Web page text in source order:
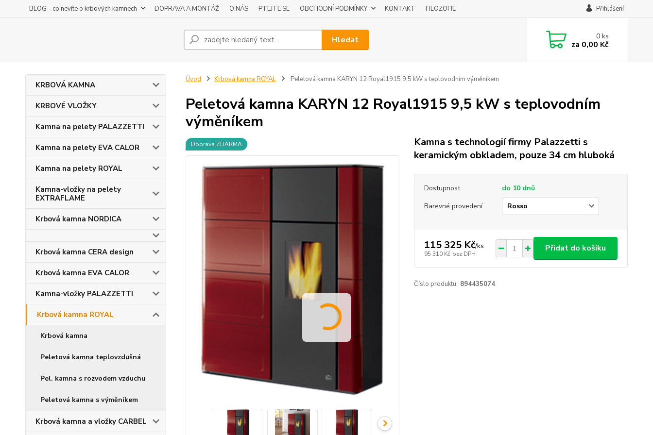
BLOG - co nevíte o krbových kamnech DOPRAVA A MONTÁŽ O NÁS PTEJTE SE OBCHODNÍ PODMÍNKY KONTAKT FILOZOFIE Přihlášení
Hledat 0ks
za 0,00 Kč
KRBOVÁ KAMNA
KRBOVÉ VLOŽKY
Kamna na pelety PALAZZETTI
Kamna na pelety EVA CALOR
Kamna na pelety ROYAL
Kamna-vložky na pelety
EXTRAFLAME
Krbová kamna NORDICA
Krbová kamna CERA design
Krbová kamna EVA CALOR
Kamna-vložky PALAZZETTI
Krbová kamna ROYAL
Krbová kamna
Peletová kamna teplovzdušná
Pel. kamna s rozvodem vzduchu
Peletová kamna s výměníkem
Krbová kamna a vložky CARBEL
Úvod Krbová kamna ROYAL Peletová kamna KARYN 12 Royal1915 9,5 kW s teplovodním výměníkem
Peletová kamna KARYN 12 Royal1915 9,5 kW s teplovodním
výměníkem
Doprava ZDARMA
Kamna s technologií firmy Palazzetti s
keramickým obkladem, pouze 34 cm hluboká
Dostupnost
do 10 dnů
Barevné provedení
115 325 Kč/ks
95 310 Kč bez DPH
Přidat do košíku
Číslo produktu: 894435074